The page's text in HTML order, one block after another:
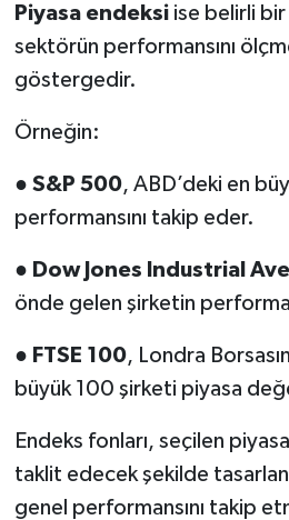
Piyasa endeksiise belirli bir
sektörün performansını
göstergedir.
Örneğin:
● S&P 500, ABD’deki en
performansını takip eder.
● Dow Jones Industrial
önde gelen şirketin
● FTSE 100, Londra
büyük 100 şirketi piyasa
Endeks fonları, seçilen piyasa
taklit edecek şekilde
genel performansını takip